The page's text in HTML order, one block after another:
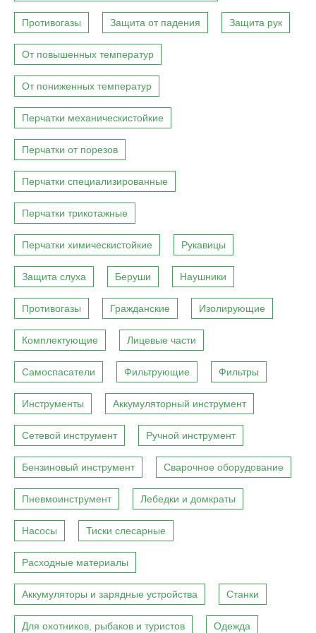
Противогазы Защита от падения Защита рук
От повышенных температур
От пониженных температур
Перчатки механическистойкие
Перчатки от порезов
Перчатки специализированные
Перчатки трикотажные
Перчатки химическистойкие Рукавицы
Защита слуха Беруши Наушники
Противогазы Гражданские Изолирующие
Комплектующие Лицевые части
Самоспасатели Фильтрующие Фильтры
Инструменты Аккумуляторный инструмент
Сетевой инструмент Ручной инструмент
Бензиновый инструмент Сварочное оборудование
Пневмоинструмент Лебедки и домкраты
Насосы Тиски слесарные
Расходные материалы
Аккумуляторы и зарядные устройства Станки
Для охотников, рыбаков и туристов Одежда